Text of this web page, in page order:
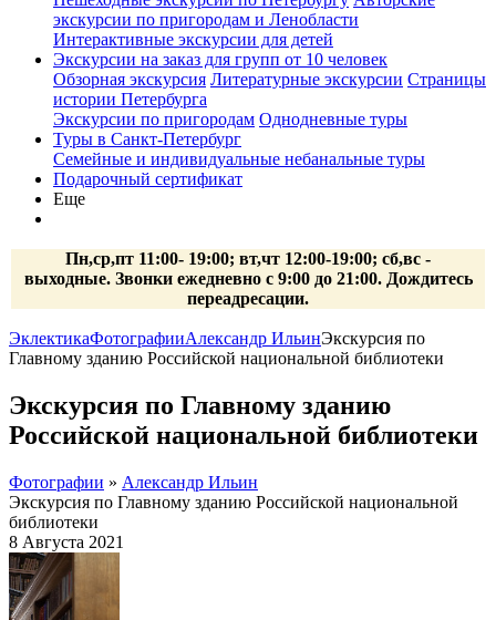
экскурсии по пригородам и Ленобласти
Интерактивные экскурсии для детей
Экскурсии на заказ для групп от 10 человек
Обзорная экскурсия Литературные экскурсии Страницы
истории Петербурга
Экскурсии по пригородам Однодневные туры
Туры в Санкт-Петербург
Семейные и индивидуальные небанальные туры
Подарочный сертификат
Еще
Пн,ср,пт 11:00- 19:00; вт,чт 12:00-19:00; сб,вс -
выходные. Звонки ежедневно с 9:00 до 21:00. Дождитесь
переадресации.
ЭклектикаФотографииАлександр ИльинЭкскурсия по
Главному зданию Российской национальной библиотеки
Экскурсия по Главному зданию
Российской национальной библиотеки
Фотографии » Александр Ильин
Экскурсия по Главному зданию Российской национальной
библиотеки
8 Августа 2021